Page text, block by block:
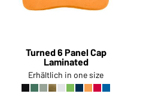
Turned 6 Panel Cap
Laminated
Erhältlich in one size